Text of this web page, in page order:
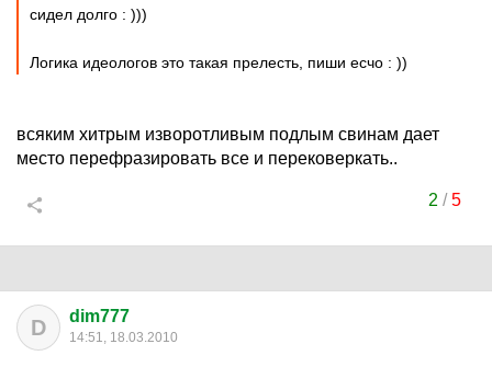
сидел долго : )))
Логика идеологов это такая прелесть, пиши есчо : ))
всяким хитрым изворотливым подлым свинам дает
место перефразировать все и перековеркать..
2 /5
D dim777
14:51, 18.03.2010